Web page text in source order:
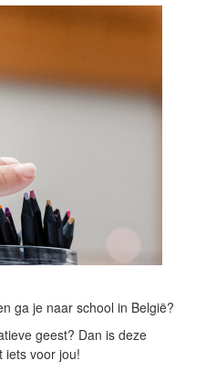
ga je naar school in België?
geest? Dan is deze
iets voor jou!